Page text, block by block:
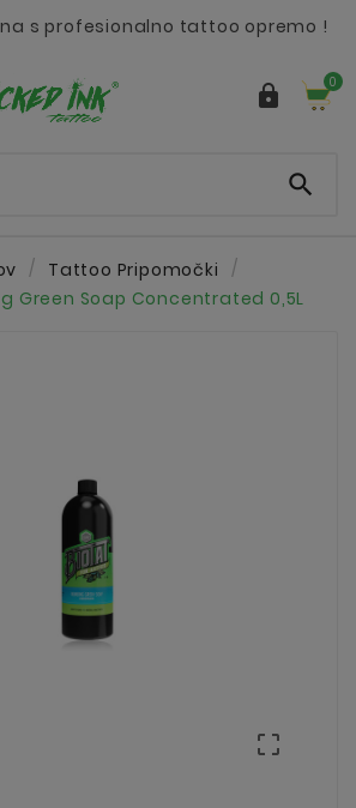
s profesionalno tattoo opremo !
 0

Tattoo Pripomočki
Green Soap Concentrated 0,5L
